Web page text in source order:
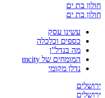
חולון בת ים
חולון בת ים
עשינו עסק
כספים וכלכלה
מה בנדל”ן
המומחים של mcity
נדלן מקומי
ירושלים
ירושלים